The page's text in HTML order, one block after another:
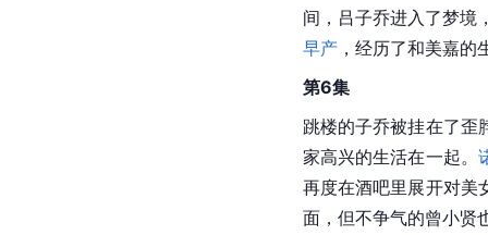
间，吕子乔进入了梦境
早产 ，经历了和美嘉
第6集
跳楼的子乔被挂在了歪
家高兴的生活在一起。
再度在酒吧里展开对美
面，但不争气的曾小贤